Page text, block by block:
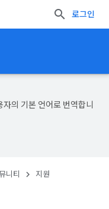
로그인
의 기본 언어로 번역합니
니티 지원